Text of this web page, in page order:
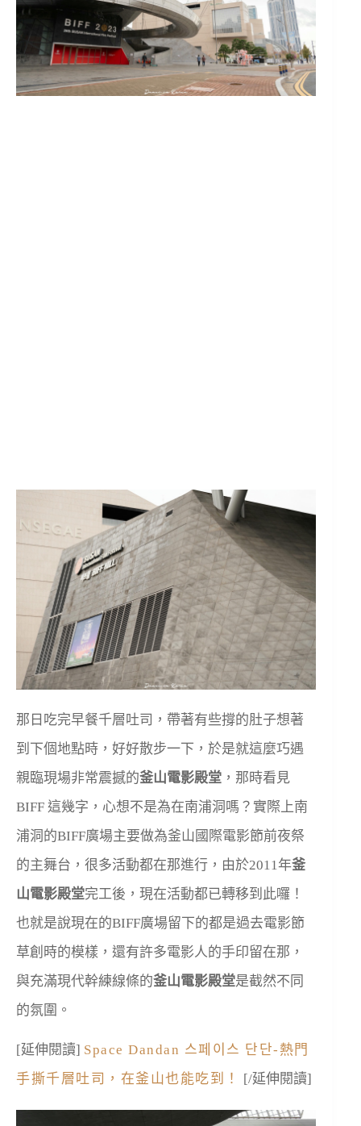
那日吃完早餐千層吐司，帶著有些撐的肚子想著
到下個地點時，好好散步一下，於是就這麼巧遇
親臨現場非常震撼的釜山電影殿堂 ，那時看見
BIFF 這幾字，心想不是為在南浦洞嗎？實際上南
浦洞的BIFF廣場主要做為釜山國際電影節前夜祭
的主舞台，很多活動都在那進行，由於2011年釜
山電影殿堂完工後，現在活動都已轉移到此囉！
也就是說現在的BIFF廣場留下的都是過去電影節
草創時的模樣，還有許多電影人的手印留在那，
與充滿現代幹練線條的釜山電影殿堂是截然不同
的氛圍。
[延伸閱讀] Space Dandan 스페이스 단단-熱門
手撕千層吐司，在釜山也能吃到！
[/延伸閱讀]